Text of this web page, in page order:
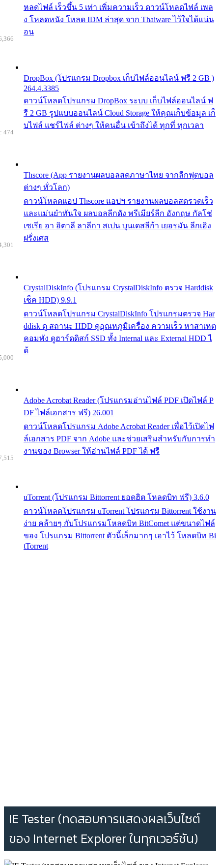
หลดไฟล์ เร็วขึ้น 5 เท่า เพิ่มความเร็ว ดาวน์โหลดไฟล์ เพล
ง โหลดหนัง โหลด IDM ล่าสุด จาก Thaiware ไว้ใจได้แน่น
อน
DropBox (โปรแกรม Dropbox เก็บไฟล์ออนไลน์ ฟรี 2 GB )
264.4.3385
ดาวน์โหลดโปรแกรม DropBox ระบบ เก็บไฟล์ออนไลน์ ฟ
รี 2 GB รูปแบบออนไลน์ Cloud Storage ให้คุณเก็บข้อมูล เก็
บไฟล์ แชร์ไฟล์ ต่างๆ ให้คนอื่น เข้าถึงได้ ทุกที่ ทุกเวลา
Thscore (App รายงานผลบอลสดภาษาไทย จากลีกฟุตบอล
ต่างๆ ทั่วโลก)
ดาวน์โหลดแอป Thscore แอปฯ รายงานผลบอลสดรวดเร็ว
และแม่นยำทันใจ ผลบอลลีกดัง พรีเมียร์ลีก อังกฤษ กัลโช่
เซเรีย อา อิตาลี ลาลีกา สเปน บุนเดสลีก้า เยอรมัน ลีกเอิง
ฝรั่งเศส
474
CrystalDiskInfo (โปรแกรม CrystalDiskInfo ตรวจ Harddisk
เช็ค HDD) 9.9.1
ดาวน์โหลดโปรแกรม CrystalDiskInfo โปรแกรมตรวจ Har
ddisk ดู สถานะ HDD ดูอุณหภูมิเครื่อง ความเร็ว หาสาเหต
คอมพัง ดูฮาร์ดดิสก์ SSD ทั้ง Internal และ External HDD ไ
ด้
Adobe Acrobat Reader (โปรแกรมอ่านไฟล์ PDF เปิดไฟล์ P
DF ไฟล์เอกสาร ฟรี) 26.001
ดาวน์โหลดโปรแกรม Adobe Acrobat Reader เพื่อไว้เปิดไฟ
ล์เอกสาร PDF จาก Adobe และช่วยเสริมสำหรับกับการทำ
งานของ Browser ให้อ่านไฟล์ PDF ได้ ฟรี
uTorrent (โปรแกรม Bittorrent ยอดฮิต โหลดบิท ฟรี) 3.6.0
ดาวน์โหลดโปรแกรม uTorrent โปรแกรม Bittorrent ใช้งาน
ง่าย คล้ายๆ กับโปรแกรมโหลดบิท BitComet แต่ขนาดไฟล์
ของ โปรแกรม Bittorrent ตัวนี้เล็กมากๆ เอาไว้ โหลดบิท Bi
tTorrent
IE Tester (ทดสอบการแสดงผลเว็บไซต์
ของ Internet Explorer ในทุกเวอร์ชัน)